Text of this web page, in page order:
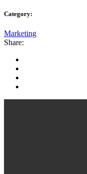
Category:
Marketing
Share: